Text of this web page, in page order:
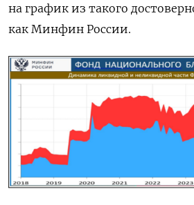
на график из такого
как Минфин России.